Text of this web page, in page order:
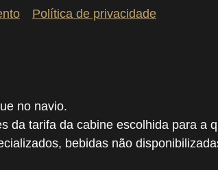
Política de privacidade
no navio.
da tarifa da cabine escolhida para a
bebidas não